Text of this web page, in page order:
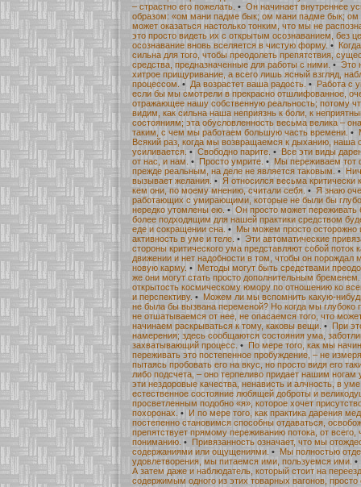
– страстно его пожелать. • Он начинает внутреннее
образом: «ом мани падме бык; ом мани падме бык;
может оказаться настолько тонким, что мы не
это просто видеть их с открытым осознаванием, без
осознавание вновь вселяется в чистую форму. •
сильна для того, чтобы преодолеть препятствия,
средства, предназначенные для работы с ними. • Это
хитрое прищуривание, а всего лишь ясный взгляд,
процессом. • Да возрастет ваша радость. • Работа с
если бы мы смотрели в прекрасно отшлифованное,
отражающее нашу собственную реальность; потому
видим, как сильна наша неприязнь к боли, к
состояниям; эта обусловленность весьма велика –
таким, с чем мы работаем большую часть времени. •
Всякий раз, когда мы возвращаемся к дыханию, наша
усиливается. • Свободно парите. • Все эти виды
от нас, и нам. • Просто умрите. • Мы переживаем тот
прежде реальным, на деле не является таковым. •
вызывает желания. • Я относился весьма критически
кем они, по моему мнению, считали себя. • Я знаю
работающих с умирающими, которые не были бы
нередко утомлены ею. • Он просто может переживать
более подходящим для нашей практики средством
еде и сокращении сна. • Мы можем просто осторожно
активность в уме и теле. • Эти автоматические
стороны критического ума представляют собой
движении и нет надобности в том, чтобы он порождал
новую карму. • Методы могут быть средствами
же они могут стать просто дополнительным бременем.
открытость космическому юмору по отношению ко
и перспективу. • Можем ли мы вспомнить какую-
не была бы вызвана переменой? Но когда мы глубоко
не отшатываемся от нее, не опасаемся того, что
начинаем раскрываться к тому, каковы вещи. • При
намерения; здесь сообщаются состояния ума,
захватывающий процесс. • По мере того, как мы
переживать это постепенное пробуждение, – не
пытаясь пробовать его на вкус, но просто видя его
либо подсчета, – оно терпеливо придает нашим ногам
эти нездоровые качества, ненависть и алчность, в
естественное состояние любящей доброты и
просветленным подобно «я», которое хочет
похоронах. • И по мере того, как практика дарения
постепенно становимся способны отдаваться,
препятствует прямому переживанию потока, от всего,
пониманию. • Привязанность означает, что мы
содержаниями или ощущениями. • Мы полностью
удовлетворения, мы питаемся ими, пользуемся ими.
А затем даже и наблюдатель, который стоит на
содержимым одного из этих товарных вагонов,